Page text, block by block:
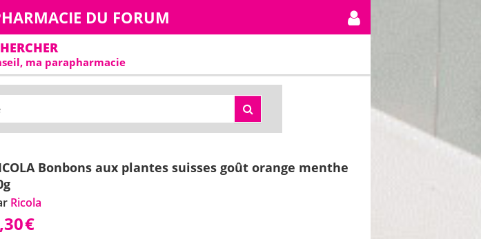
DU FORUM
ma parapharmacie
Bonbons aux plantes suisses goût orange menthe
Ricola
€